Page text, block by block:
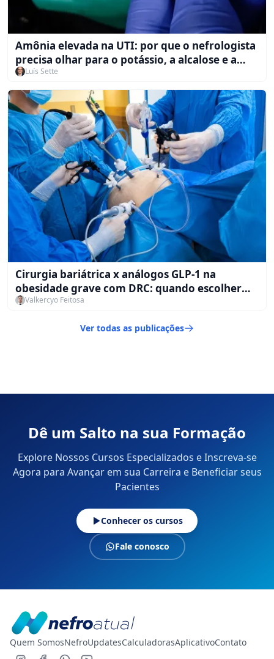
Amônia elevada na UTI: por que o nefrologista
precisa olhar para o potássio, a alcalose e a
saber indicar a diálise
Luís Sette
Cirurgia bariátrica x análogos GLP-1 na
obesidade grave com DRC: quando escolher
cada estratégia
Valkercyo Feitosa
Ver todas as publicações
Dê um Salto na sua Formação
Explore Nossos Cursos Especializados e Inscreva-se
Agora para Avançar em sua Carreira e Beneficiar seus
Pacientes
Conhecer os cursos
Fale conosco
Quem SomosNefroUpdatesCalculadorasAplicativoContato